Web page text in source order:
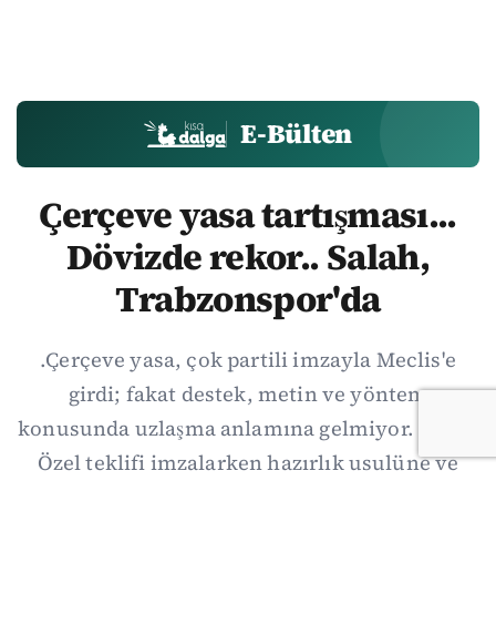
E-Bülten
Çerçeve yasa tartışması...
Dövizde rekor.. Salah,
Trabzonspor'da
.Çerçeve yasa, çok partili imzayla Meclis'e
girdi; fakat destek, metin ve yöntem
konusunda uzlaşma anlamına gelmiyor. Özgür
Özel teklifi imzalarken hazırlık usulüne ve